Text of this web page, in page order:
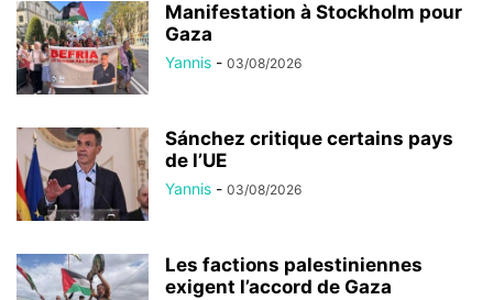
Manifestation à Stockholm pour
Gaza
Yannis - 03/08/2026
Sánchez critique certains pays
de l’UE
Yannis - 03/08/2026
Les factions palestiniennes
exigent l’accord de Gaza